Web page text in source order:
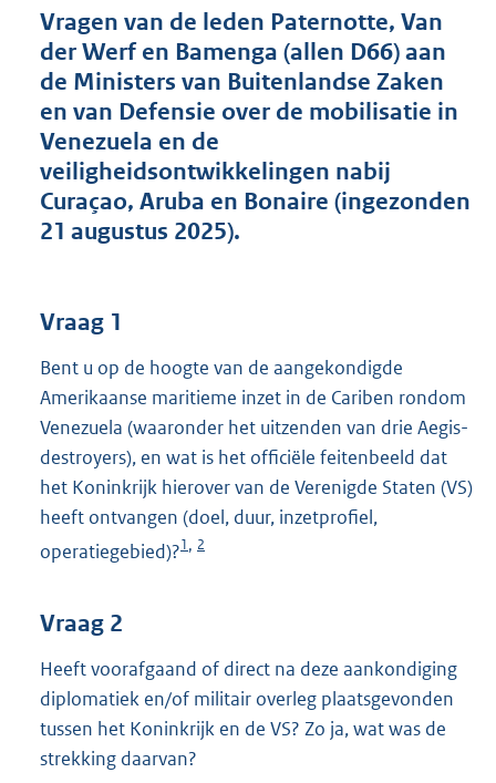
n
d
s
g
r
t
t
Vragen van de leden Paternotte, Van
der Werf en Bamenga (allen D66) aan
de Ministers van Buitenlandse Zaken
en van Defensie over de mobilisatie in
Venezuela en de
veiligheidsontwikkelingen nabij
Curaçao, Aruba en Bonaire (ingezonden
21 augustus 2025).
Vraag 1
Bent u op de hoogte van de aangekondigde
Amerikaanse maritieme inzet in de Cariben rondom
Venezuela (waaronder het uitzenden van drie Aegis-
destroyers), en wat is het officiële feitenbeeld dat
het Koninkrijk hierover van de Verenigde Staten (VS)
heeft ontvangen (doel, duur, inzetprofiel,
operatiegebied)?1, 2
Vraag 2
Heeft voorafgaand of direct na deze aankondiging
diplomatiek en/of militair overleg plaatsgevonden
tussen het Koninkrijk en de VS? Zo ja, wat was de
strekking daarvan?